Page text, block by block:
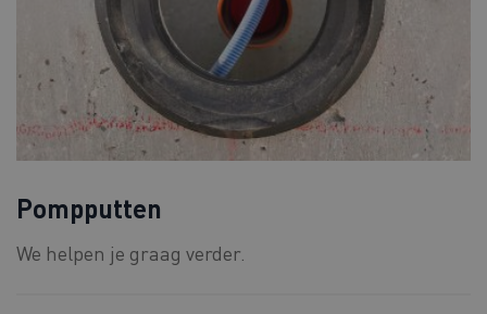
Pompputten
We helpen je graag verder.